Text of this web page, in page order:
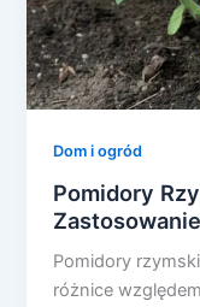
Dom i ogród
Pomidory
Zastosowanie
Pomidory
różnice